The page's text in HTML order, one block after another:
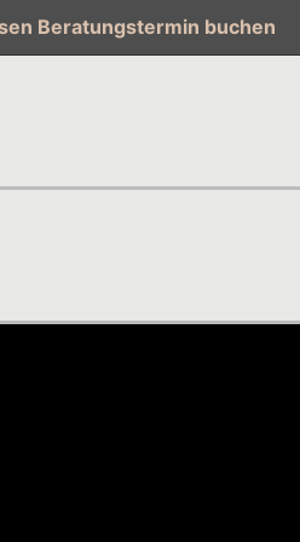
Beratungstermin buchen